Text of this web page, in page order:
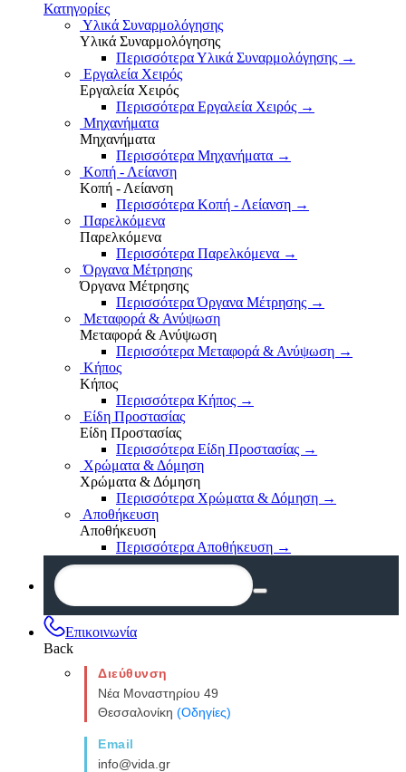
Κατηγορίες
Υλικά Συναρμολόγησης
Υλικά Συναρμολόγησης
Περισσότερα Υλικά Συναρμολόγησης →
Εργαλεία Χειρός
Εργαλεία Χειρός
Περισσότερα Εργαλεία Χειρός →
Μηχανήματα
Μηχανήματα
Περισσότερα Μηχανήματα →
Κοπή - Λείανση
Κοπή - Λείανση
Περισσότερα Κοπή - Λείανση →
Παρελκόμενα
Παρελκόμενα
Περισσότερα Παρελκόμενα →
Όργανα Μέτρησης
Όργανα Μέτρησης
Περισσότερα Όργανα Μέτρησης →
Μεταφορά & Ανύψωση
Μεταφορά & Ανύψωση
Περισσότερα Μεταφορά & Ανύψωση →
Κήπος
Κήπος
Περισσότερα Κήπος →
Είδη Προστασίας
Είδη Προστασίας
Περισσότερα Είδη Προστασίας →
Χρώματα & Δόμηση
Χρώματα & Δόμηση
Περισσότερα Χρώματα & Δόμηση →
Αποθήκευση
Αποθήκευση
Περισσότερα Αποθήκευση →
Επικοινωνία
Back
Διεύθυνση
Νέα Μοναστηρίου 49
Θεσσαλονίκη (Οδηγίες)
Email
info@vida.gr